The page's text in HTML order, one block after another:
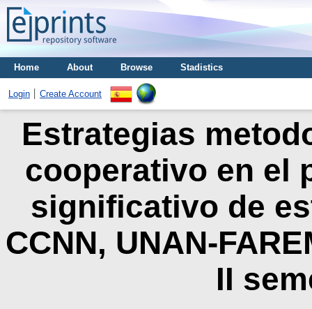
Home About Browse Stadistics
Login Create Account
Estrategias
cooperativo en el
significativo de
CCNN, UNAN-
II